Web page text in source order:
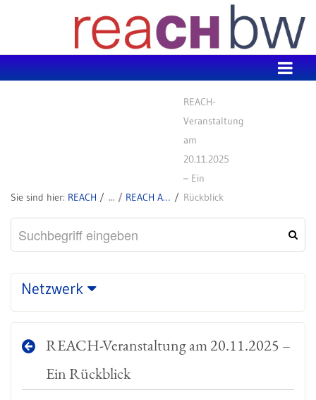
REACH REACH Aktuell
REACH-
Veranstaltung
am
20.11.2025
– Ein
Rückblick
Netzwerk
REACH-Veranstaltung am 20.11.2025 –
Ein Rückblick